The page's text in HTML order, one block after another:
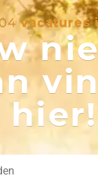
vacatures
hier!